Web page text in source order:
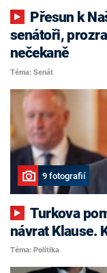
senátoři,
nečekaně
Téma: Senát
9 fotografií
Turkova pomsta, nekonfliktní Havlíček i
návrat Klause.
Téma: Politika